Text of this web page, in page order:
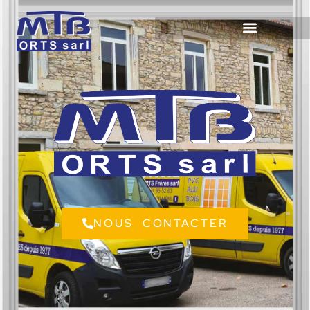
NOUS CONTACTER